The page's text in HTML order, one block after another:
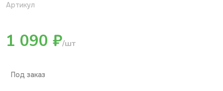
Артикул
1 090 ₽/шт
Под заказ